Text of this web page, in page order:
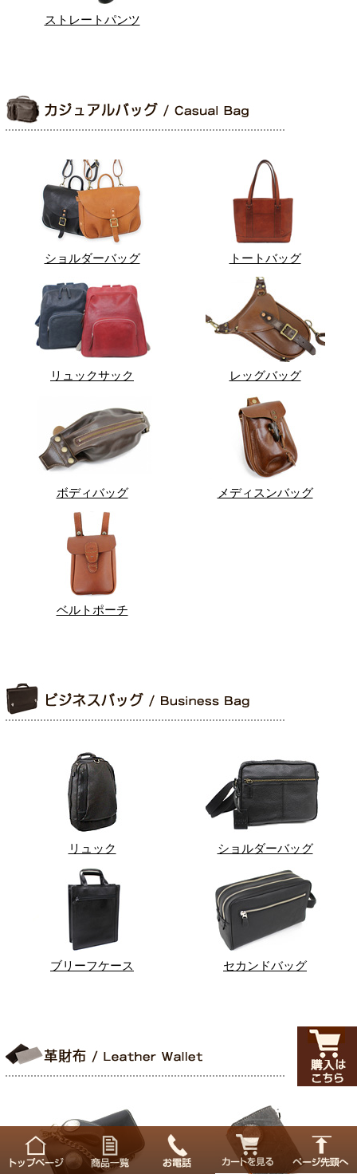
ストレートパンツ
ショルダーバッグ トートバッグ
リュックサック レッグバッグ
ボディバッグ メディスンバッグ
ベルトポーチ
リュック ショルダーバッグ
ブリーフケース セカンドバッグ